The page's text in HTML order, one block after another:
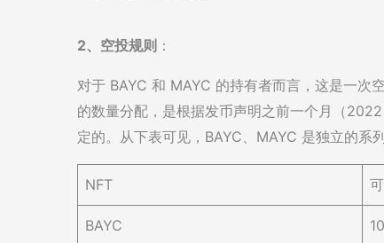
2、空投规则 ：
对于 BAYC 和 MAYC 的持有者而言，这是一次
的数量分配，是根据发币声明之前一个月（
定的。从下表可见，BAYC、MAYC 是独立的系
NFT
BAYC